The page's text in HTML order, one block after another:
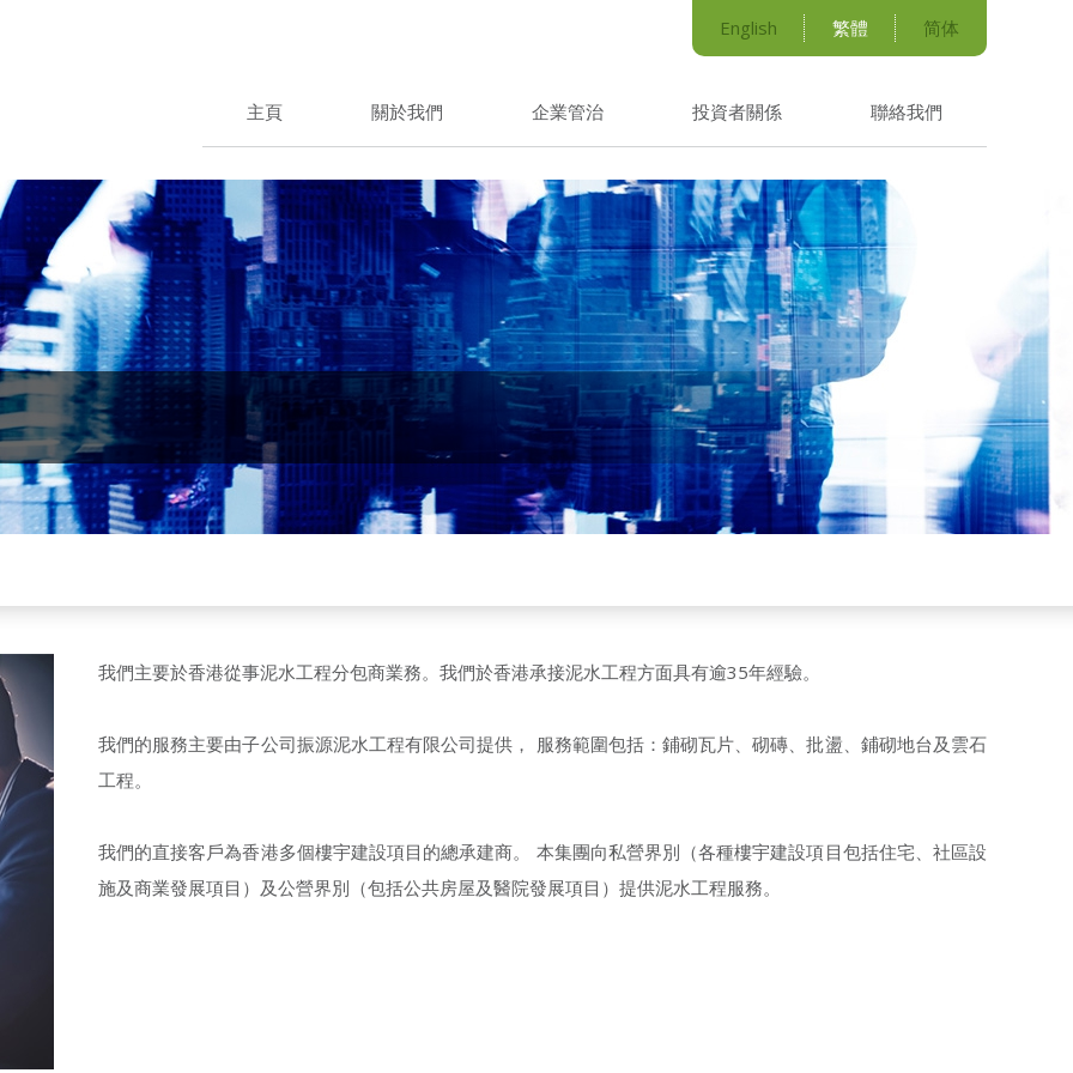
English 繁體 简体
主頁 關於我們 企業管治 投資者關係 聯絡我們
我們主要於香港從事泥水工程分包商業務。我們於香港承接泥水工程方面具有逾35年經驗。
我們的服務主要由子公司振源泥水工程有限公司提供， 服務範圍包括：鋪砌瓦片、砌磚、批盪、鋪砌地台及雲石
工程。
我們的直接客戶為香港多個樓宇建設項目的總承建商。 本集團向私營界別（各種樓宇建設項目包括住宅、社區設
施及商業發展項目）及公營界別（包括公共房屋及醫院發展項目）提供泥水工程服務。